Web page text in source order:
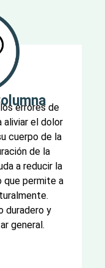
errores de
aliviar el dolor
cuerpo de la
de la
a reducir la
que permite a
duradero y
general.